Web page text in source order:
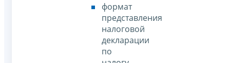
формат
представления
налоговой
декларации
по